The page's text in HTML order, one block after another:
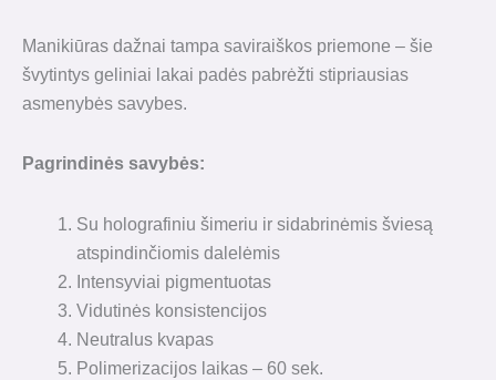
Manikiūras dažnai tampa saviraiškos priemone – šie
švytintys geliniai lakai padės pabrėžti stipriausias
asmenybės savybes.
Pagrindinės savybės:
Su holografiniu šimeriu ir sidabrinėmis šviesą
atspindinčiomis dalelėmis
Intensyviai pigmentuotas
Vidutinės konsistencijos
Neutralus kvapas
Polimerizacijos laikas – 60 sek.